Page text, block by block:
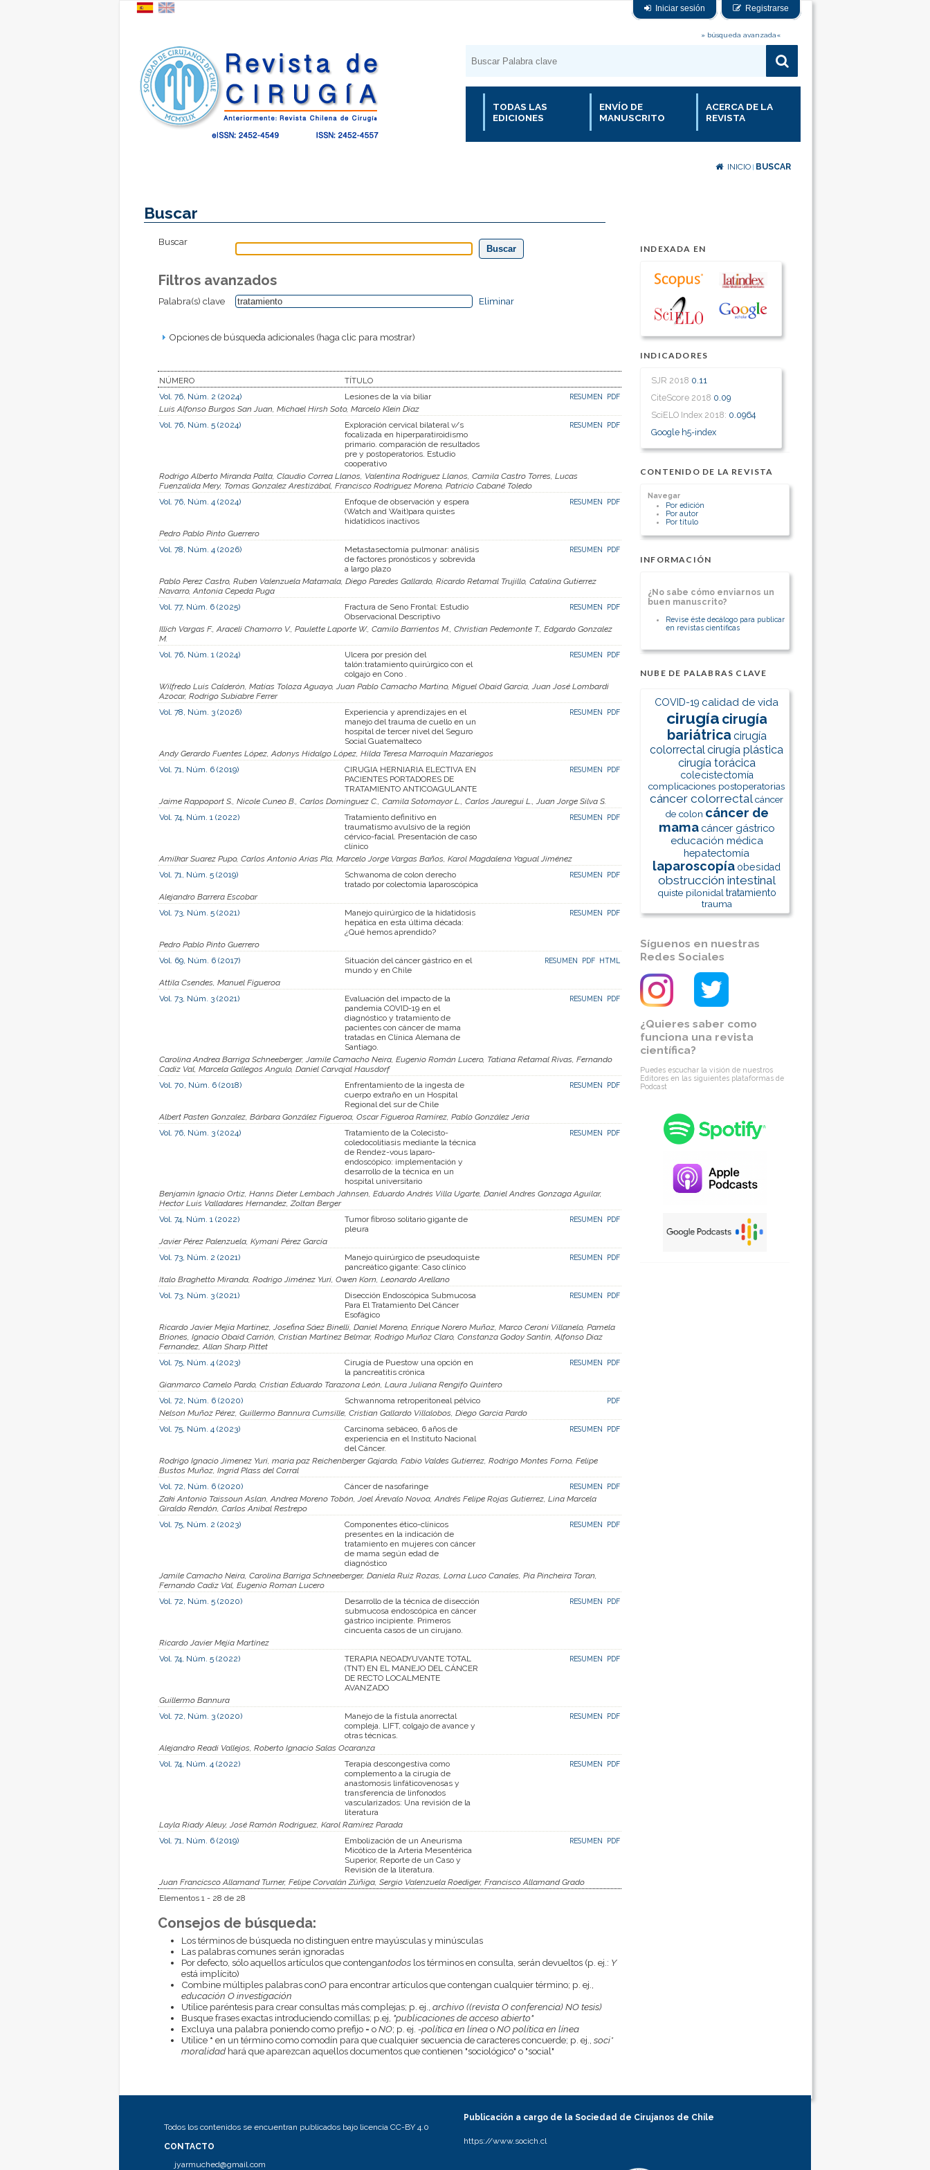
Iniciar sesión Registrarse
» búsqueda avanzada«
TODAS LAS
EDICIONES
ENVÍO DE
MANUSCRITO
ACERCA DE LA
REVISTA
INICIO BUSCAR
INDEXADA EN
INDICADORES
SJR 2018 0.11
CiteScore 2018 0.09
SciELO Index 2018: 0.0964
Google h5-index
CONTENIDO DE LA REVISTA
Navegar
Por edición
Por autor
Por título
INFORMACIÓN
¿No sabe cómo enviarnos un
buen manuscrito?
Revise éste decálogo para publicar
en revistas científicas
NUBE DE PALABRAS CLAVE
COVID-19 calidad de vida
cirugía cirugía
bariátrica cirugía
colorrectalcirugía plástica
cirugía torácica
colecistectomía
complicaciones postoperatorias
cáncer colorrectalcáncer
de colon cáncer de
mama cáncer gástrico
educación médica
hepatectomía
laparoscopía obesidad
obstrucción intestinal
quiste pilonidal tratamiento
trauma
Síguenos en nuestras
Redes Sociales
¿Quieres saber como
funciona una revista
científica?
Puedes escuchar la visión de nuestros
Editores en las siguientes plataformas de
Podcast
Buscar
Buscar
Filtros avanzados
Palabra(s) clave Eliminar
Opciones de búsqueda adicionales (haga clic para mostrar)
NÚMERO
TÍTULO
Vol. 76, Núm. 2 (2024)
Lesiones de la vía biliar RESUMEN PDF
Luis Alfonso Burgos San Juan, Michael Hirsh Soto, Marcelo Klein Díaz
Vol. 76, Núm. 5 (2024)
Exploración cervical bilateral v/s
focalizada en hiperparatiroidismo
primario. comparación de resultados
pre y postoperatorios. Estudio
cooperativo
RESUMEN PDF
Rodrigo Alberto Miranda Palta, Claudio Correa Llanos, Valentina Rodriguez Llanos, Camila Castro Torres, Lucas
Fuenzalida Mery, Tomas Gonzalez Arestizábal, Francisco Rodriguez Moreno, Patricio Cabané Toledo
Vol. 76, Núm. 4 (2024)
Enfoque de observación y espera
(Watch and Wait)para quistes
hidatídicos inactivos
RESUMEN PDF
Pedro Pablo Pinto Guerrero
Vol. 78, Núm. 4 (2026)
Metastasectomía pulmonar: análisis
de factores pronósticos y sobrevida
a largo plazo
RESUMEN PDF
Pablo Perez Castro, Ruben Valenzuela Matamala, Diego Paredes Gallardo, Ricardo Retamal Trujillo, Catalina Gutierrez
Navarro, Antonia Cepeda Puga
Vol. 77, Núm. 6 (2025)
Fractura de Seno Frontal: Estudio
Observacional Descriptivo
RESUMEN PDF
Illich Vargas F., Araceli Chamorro V., Paulette Laporte W., Camilo Barrientos M., Christian Pedemonte T., Edgardo Gonzalez
M.
Vol. 76, Núm. 1 (2024)
Ulcera por presión del
talón:tratamiento quirúrgico con el
colgajo en Cono .
RESUMEN PDF
Wilfredo Luis Calderón, Matías Toloza Aguayo, Juan Pablo Camacho Martino, Miguel Obaid Garcia, Juan José Lombardi
Azocar, Rodrigo Subiabre Ferrer
Vol. 78, Núm. 3 (2026)
Experiencia y aprendizajes en el
manejo del trauma de cuello en un
hospital de tercer nivel del Seguro
Social Guatemalteco
RESUMEN PDF
Andy Gerardo Fuentes López, Adonys Hidalgo López, Hilda Teresa Marroquín Mazariegos
Vol. 71, Núm. 6 (2019)
CIRUGIA HERNIARIA ELECTIVA EN
PACIENTES PORTADORES DE
TRATAMIENTO ANTICOAGULANTE
RESUMEN PDF
Jaime Rappoport S., Nicole Cuneo B., Carlos Dominguez C., Camila Sotomayor L., Carlos Jauregui L., Juan Jorge Silva S.
Vol. 74, Núm. 1 (2022)
Tratamiento definitivo en
traumatismo avulsivo de la región
cérvico-facial. Presentación de caso
clínico
RESUMEN PDF
Amilkar Suarez Pupo, Carlos Antonio Arias Pla, Marcelo Jorge Vargas Baños, Karol Magdalena Yagual Jiménez
Vol. 71, Núm. 5 (2019)
Schwanoma de colon derecho
tratado por colectomia laparoscópica
RESUMEN PDF
Alejandro Barrera Escobar
Vol. 73, Núm. 5 (2021)
Manejo quirúrgico de la hidatidosis
hepática en esta última década:
¿Qué hemos aprendido?
RESUMEN PDF
Pedro Pablo Pinto Guerrero
Vol. 69, Núm. 6 (2017)
Situación del cáncer gástrico en el
mundo y en Chile
RESUMEN PDF HTML
Attila Csendes, Manuel Figueroa
Vol. 73, Núm. 3 (2021)
Evaluación del impacto de la
pandemia COVID-19 en el
diagnóstico y tratamiento de
pacientes con cáncer de mama
tratadas en Clínica Alemana de
Santiago.
RESUMEN PDF
Carolina Andrea Barriga Schneeberger, Jamile Camacho Neira, Eugenio Román Lucero, Tatiana Retamal Rivas, Fernando
Cadiz Val, Marcela Gallegos Angulo, Daniel Carvajal Hausdorf
Vol. 70, Núm. 6 (2018)
Enfrentamiento de la ingesta de
cuerpo extraño en un Hospital
Regional del sur de Chile
RESUMEN PDF
Albert Pasten Gonzalez, Bárbara González Figueroa, Oscar Figueroa Ramírez, Pablo González Jeria
Vol. 76, Núm. 3 (2024)
Tratamiento de la Colecisto-
coledocolitiasis mediante la técnica
de Rendez-vous laparo-
endoscópico: implementación y
desarrollo de la técnica en un
hospital universitario
RESUMEN PDF
Benjamin Ignacio Ortiz, Hanns Dieter Lembach Jahnsen, Eduardo Andrés Villa Ugarte, Daniel Andres Gonzaga Aguilar,
Hector Luis Valladares Hernandez, Zoltan Berger
Vol. 74, Núm. 1 (2022)
Tumor fibroso solitario gigante de
pleura
RESUMEN PDF
Javier Pérez Palenzuela, Kymani Pérez García
Vol. 73, Núm. 2 (2021)
Manejo quirúrgico de pseudoquiste
pancreático gigante: Caso clínico
RESUMEN PDF
Italo Braghetto Miranda, Rodrigo Jiménez Yuri, Owen Korn, Leonardo Arellano
Vol. 73, Núm. 3 (2021)
Disección Endoscópica Submucosa
Para El Tratamiento Del Cáncer
Esofágico
RESUMEN PDF
Ricardo Javier Mejía Martínez, Josefina Sáez Binelli, Daniel Moreno, Enrique Norero Muñoz, Marco Ceroni Villanelo, Pamela
Briones, Ignacio Obaid Carrión, Cristian Martínez Belmar, Rodrigo Muñoz Claro, Constanza Godoy Santin, Alfonso Diaz
Fernandez, Allan Sharp Pittet
Vol. 75, Núm. 4 (2023)
Cirugía de Puestow una opción en
la pancreatitis crónica
RESUMEN PDF
Gianmarco Camelo Pardo, Cristian Eduardo Tarazona León, Laura Juliana Rengifo Quintero
Vol. 72, Núm. 6 (2020)
Schwannoma retroperitoneal pélvico PDF
Nelson Muñoz Pérez, Guillermo Bannura Cumsille, Cristian Gallardo Villalobos, Diego Garcia Pardo
Vol. 75, Núm. 4 (2023)
Carcinoma sebáceo, 6 años de
experiencia en el Instituto Nacional
del Cáncer.
RESUMEN PDF
Rodrigo Ignacio Jimenez Yuri, maria paz Reichenberger Gajardo, Fabio Valdes Gutierrez, Rodrigo Montes Forno, Felipe
Bustos Muñoz, Ingrid Plass del Corral
Vol. 72, Núm. 6 (2020)
Cáncer de nasofaringe RESUMEN PDF
Zaki Antonio Taissoun Aslan, Andrea Moreno Tobón, Joel Árevalo Novoa, Andrés Felipe Rojas Gutierrez, Lina Marcela
Giraldo Rendón, Carlos Anibal Restrepo
Vol. 75, Núm. 2 (2023)
Componentes ético-clínicos
presentes en la indicación de
tratamiento en mujeres con cáncer
de mama según edad de
diagnóstico
RESUMEN PDF
Jamile Camacho Neira, Carolina Barriga Schneeberger, Daniela Ruiz Rozas, Lorna Luco Canales, Pia Pincheira Toran,
Fernando Cadiz Val, Eugenio Roman Lucero
Vol. 72, Núm. 5 (2020)
Desarrollo de la técnica de disección
submucosa endoscópica en cáncer
gástrico incipiente. Primeros
cincuenta casos de un cirujano.
RESUMEN PDF
Ricardo Javier Mejía Martínez
Vol. 74, Núm. 5 (2022)
TERAPIA NEOADYUVANTE TOTAL
(TNT) EN EL MANEJO DEL CÁNCER
DE RECTO LOCALMENTE
AVANZADO
RESUMEN PDF
Guillermo Bannura
Vol. 72, Núm. 3 (2020)
Manejo de la fístula anorrectal
compleja. LIFT, colgajo de avance y
otras técnicas.
RESUMEN PDF
Alejandro Readi Vallejos, Roberto Ignacio Salas Ocaranza
Vol. 74, Núm. 4 (2022)
Terapia descongestiva como
complemento a la cirugía de
anastomosis linfáticovenosas y
transferencia de linfonodos
vascularizados: Una revisión de la
literatura
RESUMEN PDF
Layla Riady Aleuy, José Ramón Rodriguez, Karol Ramírez Parada
Vol. 71, Núm. 6 (2019)
Embolización de un Aneurisma
Micótico de la Arteria Mesentérica
Superior, Reporte de un Caso y
Revisión de la literatura.
RESUMEN PDF
Juan Francicsco Allamand Turner, Felipe Corvalán Zúñiga, Sergio Valenzuela Roediger, Francisco Allamand Grado
Elementos 1 - 28 de 28
Consejos de búsqueda:
Los términos de búsqueda no distinguen entre mayúsculas y minúsculas
Las palabras comunes serán ignoradas
Por defecto, sólo aquellos artículos que contengantodoslos términos en consulta, serán devueltos (p. ej.: Y
está implícito)
Combine múltiples palabras conOpara encontrar artículos que contengan cualquier término; p. ej.,
educación O investigación
Utilice paréntesis para crear consultas más complejas; p. ej., archivo ((revista O conferencia) NO tesis)
Busque frases exactas introduciendo comillas; p.ej, "publicaciones de acceso abierto"
Excluya una palabra poniendo como prefijo - oNO; p. ej. -política en líneaoNO política en línea
Utilice * en un término como comodín para que cualquier secuencia de caracteres concuerde; p. ej., soci*
moralidadhará que aparezcan aquellos documentos que contienen "sociológico" o "social"
Todos los contenidos se encuentran publicados bajo licencia CC-BY 4.0
CONTACTO
jyarmuched@gmail.com
Publicación a cargo de la Sociedad de Cirujanos de Chile
https://www.socich.cl